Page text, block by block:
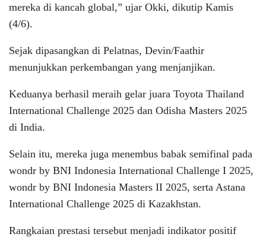
mereka di kancah global,” ujar Okki, dikutip Kamis
(4/6).
Sejak dipasangkan di Pelatnas, Devin/Faathir
menunjukkan perkembangan yang menjanjikan.
Keduanya berhasil meraih gelar juara Toyota Thailand
International Challenge 2025 dan Odisha Masters 2025
di India.
Selain itu, mereka juga menembus babak semifinal pada
wondr by BNI Indonesia International Challenge I 2025,
wondr by BNI Indonesia Masters II 2025, serta Astana
International Challenge 2025 di Kazakhstan.
Rangkaian prestasi tersebut menjadi indikator positif